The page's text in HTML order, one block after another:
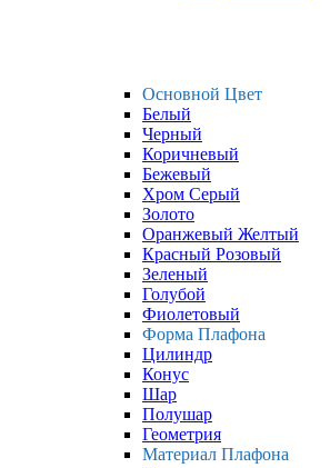
Основной Цвет
Белый
Черный
Коричневый
Бежевый
Хром Серый
Золото
Оранжевый Желтый
Красный Розовый
Зеленый
Голубой
Фиолетовый
Форма Плафона
Цилиндр
Конус
Шар
Полушар
Геометрия
Материал Плафона